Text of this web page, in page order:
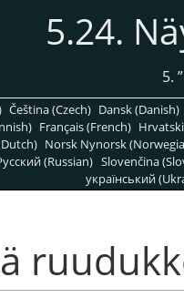
5.24.
5. ”
Čeština (Czech) Dansk (Danish)
Français (French)
Norsk Nynorsk
(Russian) Slovenčina
український